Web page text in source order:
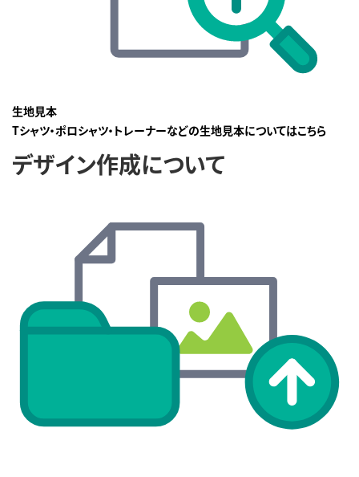
生地見本
Tシャツ・ポロシャツ・トレーナーなどの生地見本についてはこちら
デザイン作成について